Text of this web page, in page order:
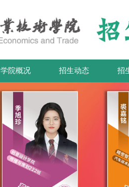
学院概况 招生动态 招